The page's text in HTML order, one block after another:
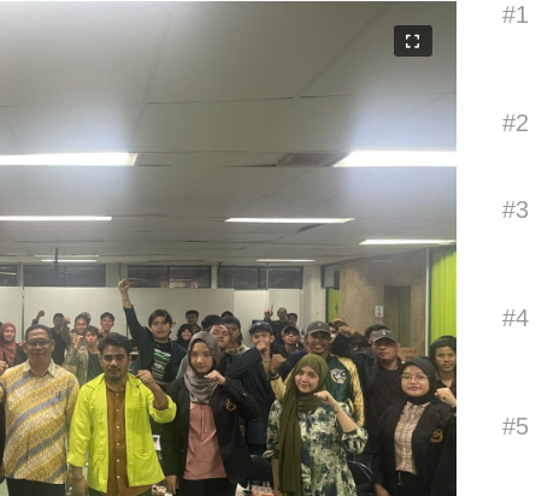
#1
#2
#3
#4
#5